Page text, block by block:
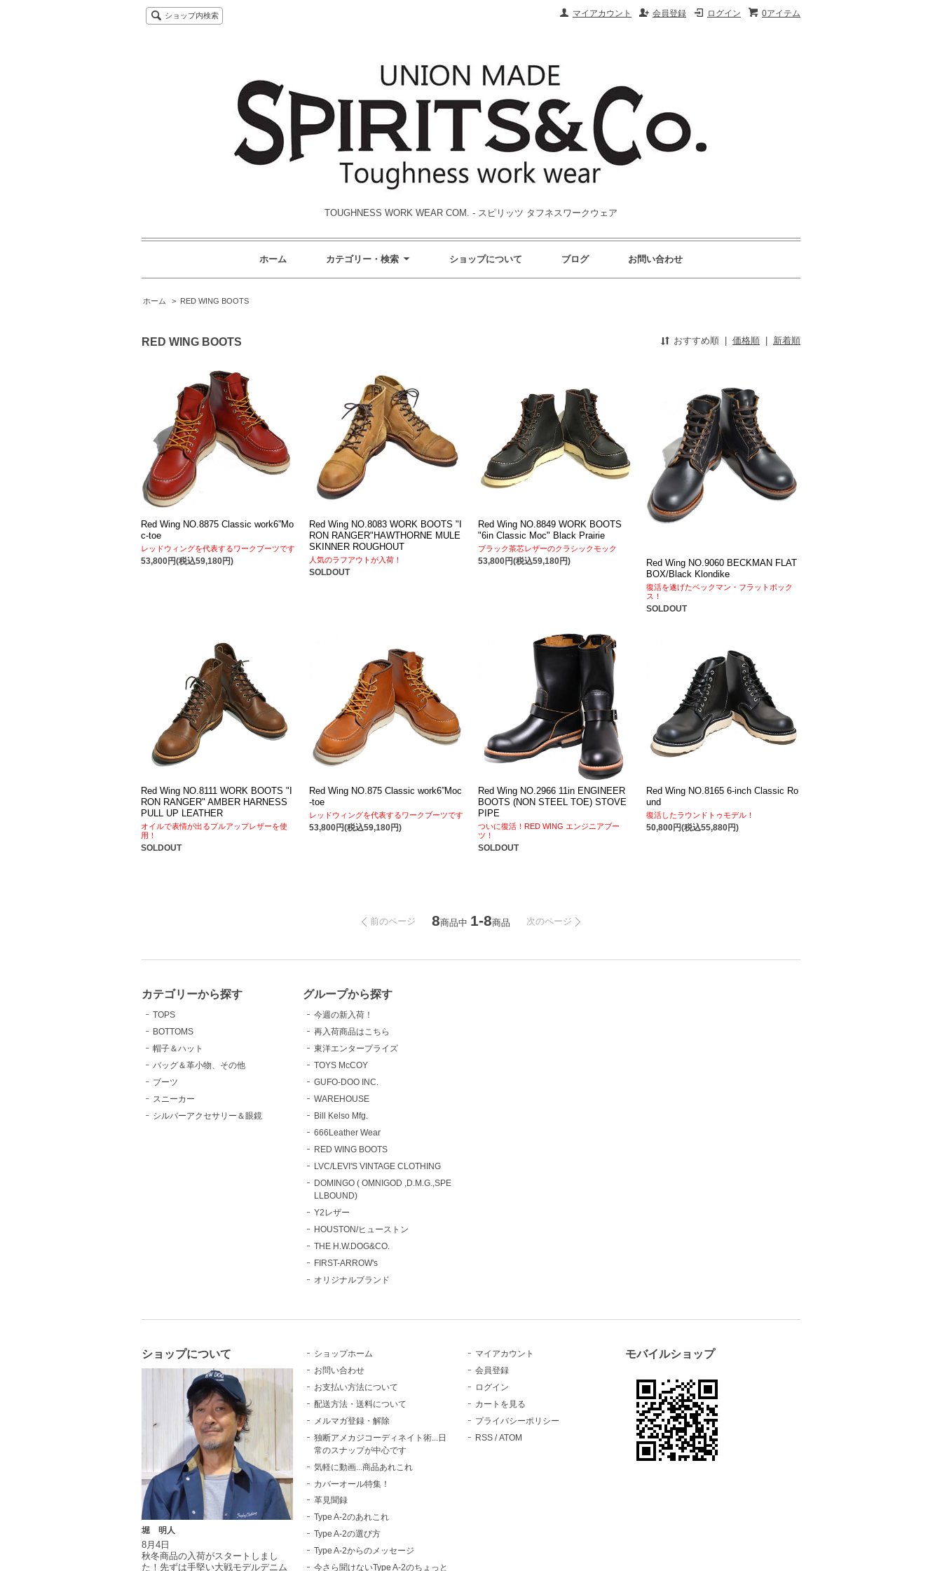
0アイテム
ログイン
会員登録
マイアカウント
ショップ内検索
TOUGHNESS WORK WEAR COM. - スピリッツ タフネスワークウェア
ホーム カテゴリー・検索 ショップについて ブログ お問い合わせ
ホーム > RED WING BOOTS
RED WING BOOTS おすすめ順 | 価格順 | 新着順
Red Wing NO.8875 Classic work6”Mo
c-toe
レッドウィングを代表するワークブーツです
53,800円(税込59,180円)
Red Wing NO.8083 WORK BOOTS "I
RON RANGER"HAWTHORNE MULE
SKINNER ROUGHOUT
人気のラフアウトが入荷！
SOLDOUT
Red Wing NO.8849 WORK BOOTS
"6in Classic Moc" Black Prairie
ブラック茶芯レザーのクラシックモック
53,800円(税込59,180円)
Red Wing NO.9060 BECKMAN FLAT
BOX/Black Klondike
復活を遂げたベックマン・フラットボック
ス！
SOLDOUT
Red Wing NO.8111 WORK BOOTS "I
RON RANGER" AMBER HARNESS
PULL UP LEATHER
オイルで表情が出るプルアップレザーを使
用！
SOLDOUT
Red Wing NO.875 Classic work6”Moc
-toe
レッドウィングを代表するワークブーツです
53,800円(税込59,180円)
Red Wing NO.2966 11in ENGINEER
BOOTS (NON STEEL TOE) STOVE
PIPE
ついに復活！RED WING エンジニアブー
ツ！
SOLDOUT
Red Wing NO.8165 6-inch Classic Ro
und
復活したラウンドトゥモデル！
50,800円(税込55,880円)
前のページ 8商品中 1-8商品 次のページ
カテゴリーから探す
TOPS
BOTTOMS
帽子＆ハット
バッグ＆革小物、その他
ブーツ
スニーカー
シルバーアクセサリー＆眼鏡
グループから探す
今週の新入荷！
再入荷商品はこちら
東洋エンタープライズ
TOYS McCOY
GUFO-DOO INC.
WAREHOUSE
Bill Kelso Mfg.
666Leather Wear
RED WING BOOTS
LVC/LEVI'S VINTAGE CLOTHING
DOMINGO ( OMNIGOD ,D.M.G.,SPE
LLBOUND)
Y2レザー
HOUSTON/ヒューストン
THE H.W.DOG&CO.
FIRST-ARROW's
オリジナルブランド
ショップについて
堀 明人
8月4日
秋冬商品の入荷がスタートしまし
た！先ずは手堅い大戦モデルデニム
ショップホーム
お問い合わせ
お支払い方法について
配送方法・送料について
メルマガ登録・解除
独断アメカジコーディネイト術...日
常のスナップが中心です
気軽に動画...商品あれこれ
カバーオール特集！
革見聞録
Type A-2のあれこれ
Type A-2の選び方
Type A-2からのメッセージ
今さら聞けないType A-2のちょっと
マイアカウント
会員登録
ログイン
カートを見る
プライバシーポリシー
RSS /ATOM
モバイルショップ